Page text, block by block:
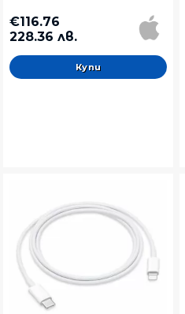
€116.76
228.36 лв.